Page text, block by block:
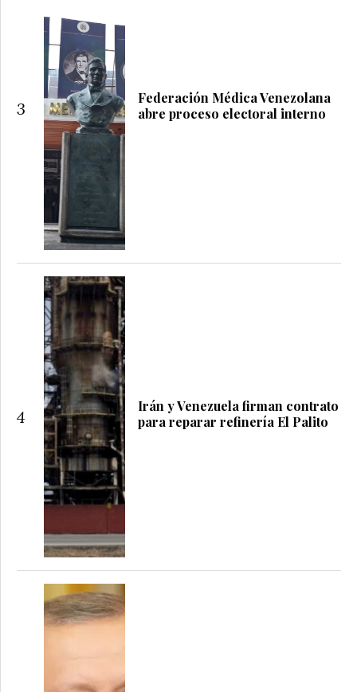
3
Federación Médica Venezolana
abre proceso electoral interno
4
Irán y Venezuela firman contrato
para reparar refinería El Palito